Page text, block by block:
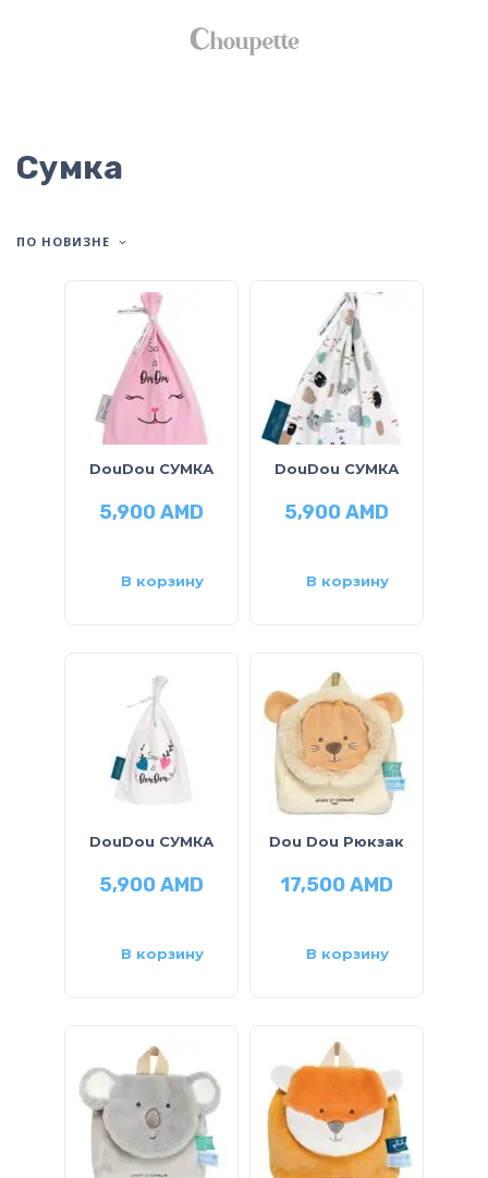
Сумка
ПО НОВИЗНЕ
DouDou СУМКА
5,900AMD
В корзину
DouDou СУМКА
5,900AMD
В корзину
DouDou СУМКА
5,900AMD
В корзину
Dou Dou Рюкзак
17,500AMD
В корзину